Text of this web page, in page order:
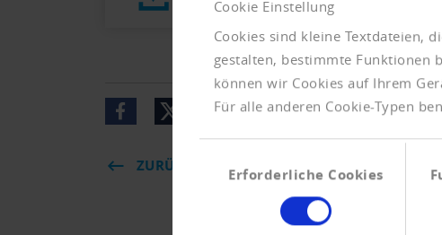
Cookie Einstellung
Cookies sind kleine Textdateien,
gestalten, bestimmte Funktionen
können wir Cookies auf Ihrem
Für alle anderen Cookie-Typen
Erforderliche Cookies
ZURÜCK